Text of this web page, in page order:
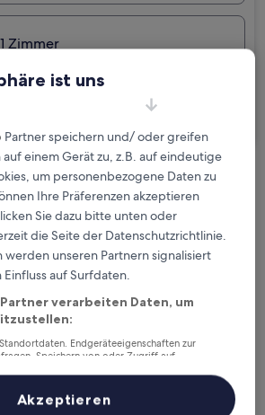
Zimmer
bei
für jede
Übernachtung
mit Preisen für Mitglieder
für diese Daten
ist uns
Partner speichern und/ oder greifen
einem Gerät zu, z.B. auf eindeutige
um personenbezogene Daten zu
Ihre Präferenzen akzeptieren
Sie dazu bitte unten oder
die Seite der Datenschutzrichtlinie.
werden unseren Partnern signalisiert
auf Surfdaten.
verarbeiten Daten, um
Endgeräteeigenschaften zur
Speichern von oder Zugriff auf
und der Performance von Inhalten,
Entwicklung und Verbesserung von
Akzeptieren